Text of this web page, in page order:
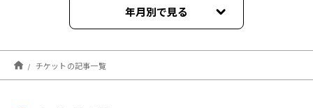
年月別で見る
2024年10月
2024年09月
チケットの記事一覧